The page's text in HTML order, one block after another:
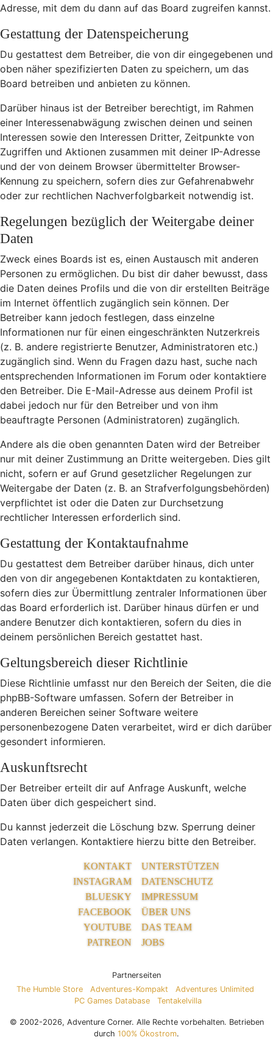
Adresse, mit dem du dann auf das Board zugreifen kannst.
Gestattung der Datenspeicherung
Du gestattest dem Betreiber, die von dir eingegebenen und
oben näher spezifizierten Daten zu speichern, um das
Board betreiben und anbieten zu können.
Darüber hinaus ist der Betreiber berechtigt, im Rahmen
einer Interessenabwägung zwischen deinen und seinen
Interessen sowie den Interessen Dritter, Zeitpunkte von
Zugriffen und Aktionen zusammen mit deiner IP-Adresse
und der von deinem Browser übermittelter Browser-
Kennung zu speichern, sofern dies zur Gefahrenabwehr
oder zur rechtlichen Nachverfolgbarkeit notwendig ist.
Regelungen bezüglich der Weitergabe deiner
Daten
Zweck eines Boards ist es, einen Austausch mit anderen
Personen zu ermöglichen. Du bist dir daher bewusst, dass
die Daten deines Profils und die von dir erstellten Beiträge
im Internet öffentlich zugänglich sein können. Der
Betreiber kann jedoch festlegen, dass einzelne
Informationen nur für einen eingeschränkten Nutzerkreis
(z. B. andere registrierte Benutzer, Administratoren etc.)
zugänglich sind. Wenn du Fragen dazu hast, suche nach
entsprechenden Informationen im Forum oder kontaktiere
den Betreiber. Die E-Mail-Adresse aus deinem Profil ist
dabei jedoch nur für den Betreiber und von ihm
beauftragte Personen (Administratoren) zugänglich.
Andere als die oben genannten Daten wird der Betreiber
nur mit deiner Zustimmung an Dritte weitergeben. Dies gilt
nicht, sofern er auf Grund gesetzlicher Regelungen zur
Weitergabe der Daten (z. B. an Strafverfolgungsbehörden)
verpflichtet ist oder die Daten zur Durchsetzung
rechtlicher Interessen erforderlich sind.
Gestattung der Kontaktaufnahme
Du gestattest dem Betreiber darüber hinaus, dich unter
den von dir angegebenen Kontaktdaten zu kontaktieren,
sofern dies zur Übermittlung zentraler Informationen über
das Board erforderlich ist. Darüber hinaus dürfen er und
andere Benutzer dich kontaktieren, sofern du dies in
deinem persönlichen Bereich gestattet hast.
Geltungsbereich dieser Richtlinie
Diese Richtlinie umfasst nur den Bereich der Seiten, die die
phpBB-Software umfassen. Sofern der Betreiber in
anderen Bereichen seiner Software weitere
personenbezogene Daten verarbeitet, wird er dich darüber
gesondert informieren.
Auskunftsrecht
Der Betreiber erteilt dir auf Anfrage Auskunft, welche
Daten über dich gespeichert sind.
Du kannst jederzeit die Löschung bzw. Sperrung deiner
Daten verlangen. Kontaktiere hierzu bitte den Betreiber.
KONTAKT
INSTAGRAM
BLUESKY
FACEBOOK
YOUTUBE
PATREON
UNTERSTÜTZEN
DATENSCHUTZ
IMPRESSUM
ÜBER UNS
DAS TEAM
JOBS
Partnerseiten
The Humble Store
Adventures-Kompakt
Adventures Unlimited
PC Games Database
Tentakelvilla
© 2002-2026, Adventure Corner. Alle Rechte vorbehalten. Betrieben
durch 100% Ökostrom.